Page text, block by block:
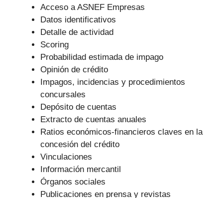
Acceso a ASNEF Empresas
Datos identificativos
Detalle de actividad
Scoring
Probabilidad estimada de impago
Opinión de crédito
Impagos, incidencias y procedimientos
concursales
Depósito de cuentas
Extracto de cuentas anuales
Ratios económicos-financieros claves en la
concesión del crédito
Vinculaciones
Información mercantil
Órganos sociales
Publicaciones en prensa y revistas